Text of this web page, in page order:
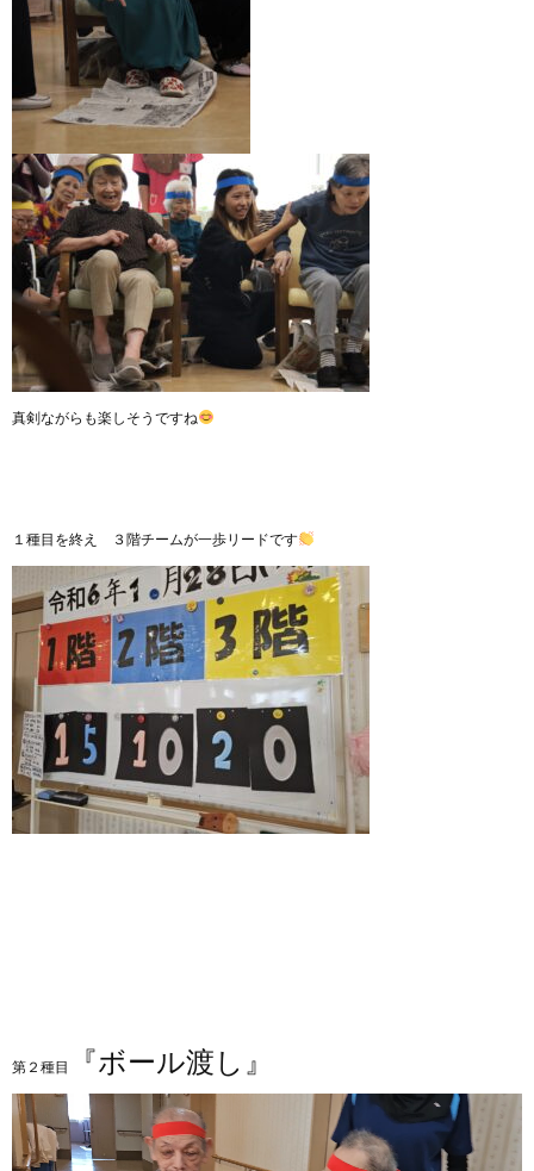
真剣ながらも楽しそうですね
１種目を終え ３階チームが一歩リードです
第２種目 『ボール渡し』
動
画
プ
レ